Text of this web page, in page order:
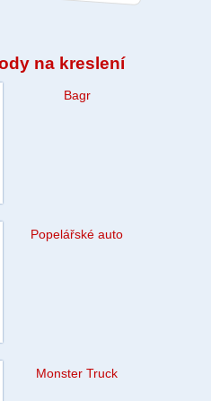
na kreslení
Bagr
Popelářské auto
Monster Truck